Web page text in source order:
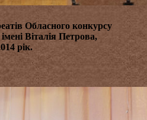
Обласного конкурсу
Віталія Петрова,
рік.